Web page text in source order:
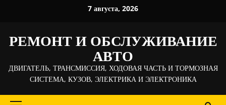
7 августа, 2026
РЕМОНТ И ОБСЛУЖИВАНИЕ
АВТО
ДВИГАТЕЛЬ, ТРАНСМИССИЯ, ХОДОВАЯ ЧАСТЬ И ТОРМОЗНАЯ
СИСТЕМА, КУЗОВ, ЭЛЕКТРИКА И ЭЛЕКТРОНИКА